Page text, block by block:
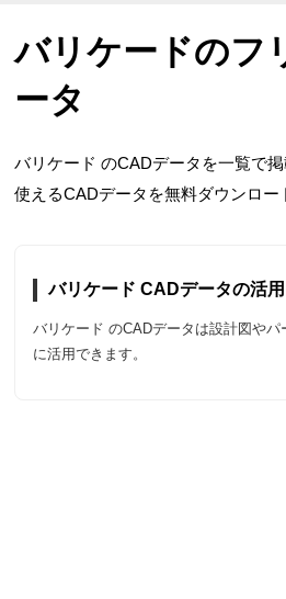
バリケードのフ
ータ
バリケード のCADデータを一覧で
使えるCADデータを無料ダウンロー
バリケード CADデータの活用
バリケード のCADデータは設計図や
に活用できます。